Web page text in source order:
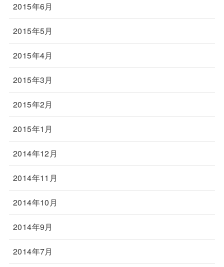
2015年6月
2015年5月
2015年4月
2015年3月
2015年2月
2015年1月
2014年12月
2014年11月
2014年10月
2014年9月
2014年7月